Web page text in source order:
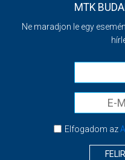
MTK
Ne maradjon le egy
Elfogadom az